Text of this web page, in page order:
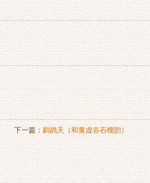
下一篇： 鹧鸪天（和黄虚谷石榴韵）